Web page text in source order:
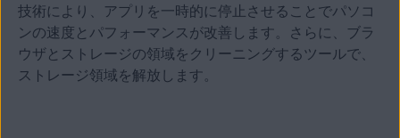
技術により、アプリを一時的に停止させることでパソコ
ンの速度とパフォーマンスが改善します。さらに、ブラ
ウザとストレージの領域をクリーニングするツールで、
ストレージ領域を解放します。